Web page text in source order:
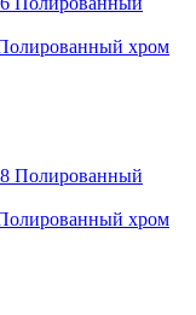
хром
хром